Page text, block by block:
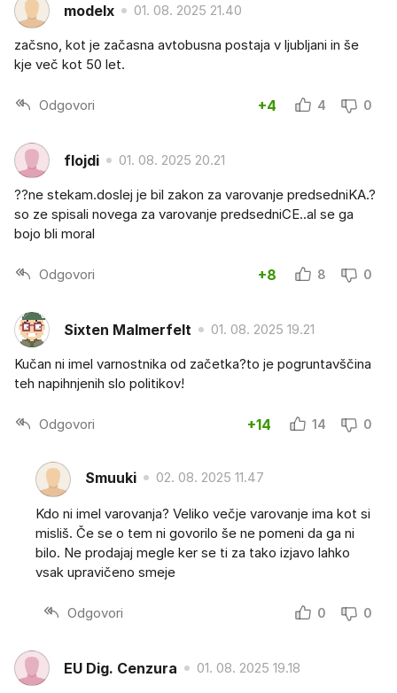
modelx 01. 08. 2025 21.40
začsno, kot je začasna avtobusna postaja v ljubljani in še
kje več kot 50 let.
Odgovori +4 4 0
flojdi 01. 08. 2025 20.21
??ne stekam.doslej je bil zakon za varovanje predsedniKA.?
so ze spisali novega za varovanje predsedniCE..al se ga
bojo bli moral
Odgovori +8 8 0
Sixten Malmerfelt 01. 08. 2025 19.21
Kučan ni imel varnostnika od začetka?to je pogruntavščina
teh napihnjenih slo politikov!
Odgovori +14 14 0
Smuuki 02. 08. 2025 11.47
Kdo ni imel varovanja? Veliko večje varovanje ima kot si
misliš. Če se o tem ni govorilo še ne pomeni da ga ni
bilo. Ne prodajaj megle ker se ti za tako izjavo lahko
vsak upravičeno smeje
Odgovori 0 0
EU Dig. Cenzura 01. 08. 2025 19.18